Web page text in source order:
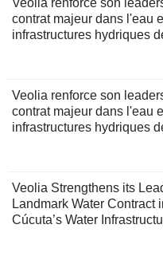
Veolia renforce son
contrat majeur dans l'eau
infrastructures hydriques
Veolia renforce son
contrat majeur dans l'eau
infrastructures hydriques
Veolia Strengthens its
Landmark Water
Cúcuta’s Water